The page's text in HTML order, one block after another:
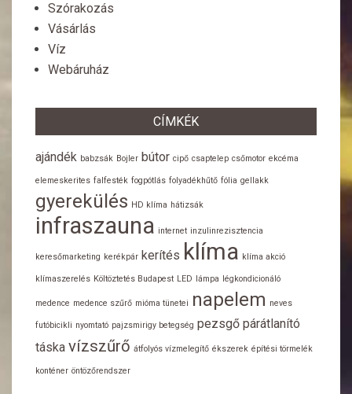
Szórakozás
Vásárlás
Víz
Webáruház
CÍMKÉK
ajándék babzsák Bojler bútor cipő csaptelep csőmotor ekcéma
elemeskerites falfesték fogpótlás folyadékhűtő fólia gellakk
gyerekülés HD klíma hátizsák
infraszauna internet inzulinrezisztencia
keresőmarketing kerékpár kerítés klíma klíma akció
klímaszerelés Költöztetés Budapest LED lámpa légkondicionáló
medence medence szűrő mióma tünetei napelem neves
futóbicikli nyomtató pajzsmirigy betegség pezsgő párátlanító
táska vízszűrő átfolyós vízmelegítő ékszerek építési törmelék
konténer öntözőrendszer